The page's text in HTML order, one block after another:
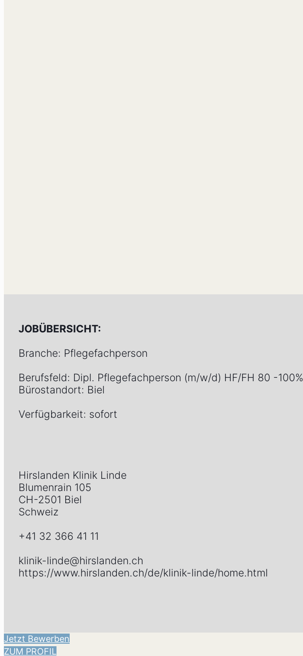
JOBÜBERSICHT:
Branche: Pflegefachperson
Berufsfeld: Dipl. Pflegefachperson (m/w/d) HF/FH 80 -100%
Bürostandort: Biel
Verfügbarkeit: sofort
Hirslanden Klinik Linde
Blumenrain 105
CH-2501 Biel
Schweiz
+41 32 366 41 11
klinik-linde@hirslanden.ch
https://www.hirslanden.ch/de/klinik-linde/home.html
Jetzt Bewerben
ZUM PROFIL